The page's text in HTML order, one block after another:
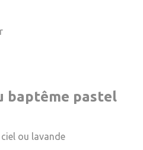
baptême pastel
ou lavande